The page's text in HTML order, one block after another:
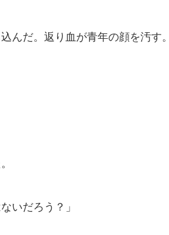
んだ。返り血が青年の顔を汚す。
いだろう？」